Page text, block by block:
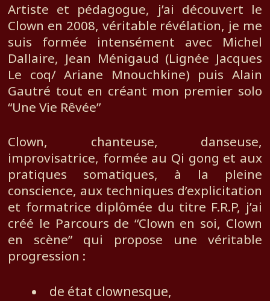
Artiste et pédagogue, j’ai découvert le
Clown en 2008, véritable révélation, je me
suis formée intensément avec Michel
Dallaire, Jean Ménigaud (Lignée Jacques
Le coq/ Ariane Mnouchkine) puis Alain
Gautré tout en créant mon premier solo
“Une Vie Rêvée”
Clown, chanteuse, danseuse,
improvisatrice, formée au Qi gong et aux
pratiques somatiques, à la pleine
conscience, aux techniques d’explicitation
et formatrice diplômée du titre F.R.P, j’ai
créé le Parcours de “Clown en soi, Clown
en scène” qui propose une véritable
progression :
de état clownesque,